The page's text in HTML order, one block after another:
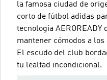
la famosa ciudad de
corto de fútbol adidas
tecnología
mantener cómodos a
El escudo del club
tu lealtad incondicional.